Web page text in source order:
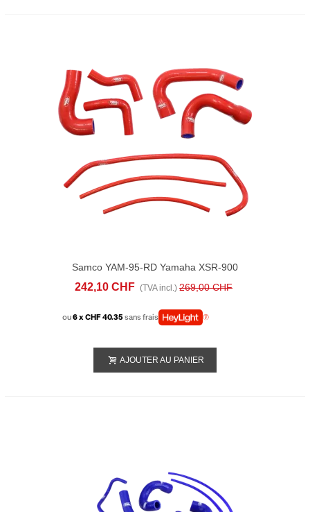
Samco YAM-95-RD Yamaha XSR-900
(2022-23) RADIATOR HOSE KITS
242,10 CHF (TVA incl.) 269,00 CHF
ou6 x CHF 40.35sans frais
AJOUTER AU PANIER